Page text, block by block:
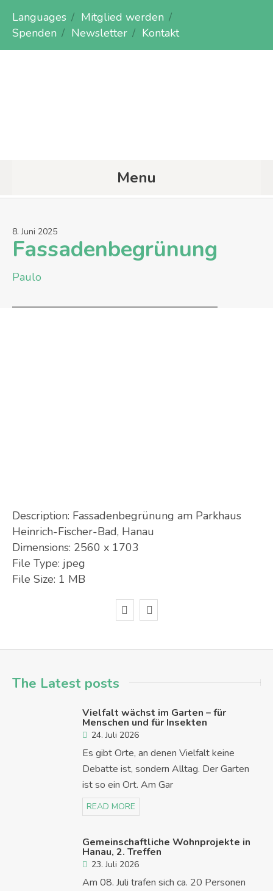
Languages
Mitglied werden
Spenden
Newsletter Kontakt
Menu
8. Juni 2025
Fassadenbegrünung
Paulo
Description: Fassadenbegrünung am Parkhaus
Heinrich-Fischer-Bad, Hanau
Dimensions: 2560 x 1703
File Type: jpeg
File Size: 1 MB
The Latest posts
Vielfalt wächst im Garten – für
Menschen und für Insekten
24. Juli 2026
Es gibt Orte, an denen Vielfalt keine
Debatte ist, sondern Alltag. Der Garten
ist so ein Ort. Am Gar
READ MORE
Gemeinschaftliche Wohnprojekte in
Hanau, 2. Treffen
23. Juli 2026
Am 08. Juli trafen sich ca. 20 Personen